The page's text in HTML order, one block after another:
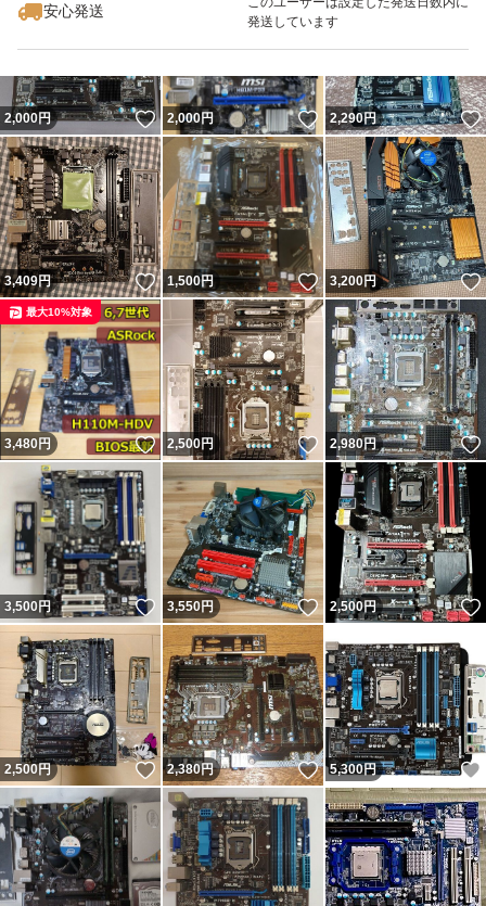
安心発送
発送しています
2,000円 いいね！
2,000円 いいね！
2,290円
3,409円 いいね！
1,500円 いいね！
3,200円
3,480円 いいね！
最大10%対象
2,500円 いいね！
2,980円
3,500円 いいね！
3,550円 いいね！
2,500円
2,500円 いいね！
2,380円 いいね！
5,300円